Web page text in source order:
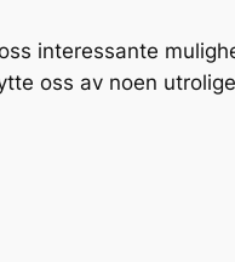
interessante
oss av noen